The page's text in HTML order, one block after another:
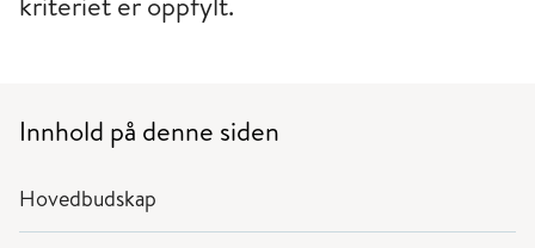
Innhold på denne siden
Hovedbudskap